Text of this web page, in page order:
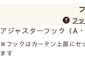
フ
アジャスターフック（A・
※フックはカーテン上部にセ
ます